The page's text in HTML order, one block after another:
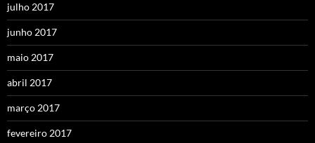
julho 2017
junho 2017
maio 2017
abril 2017
março 2017
fevereiro 2017